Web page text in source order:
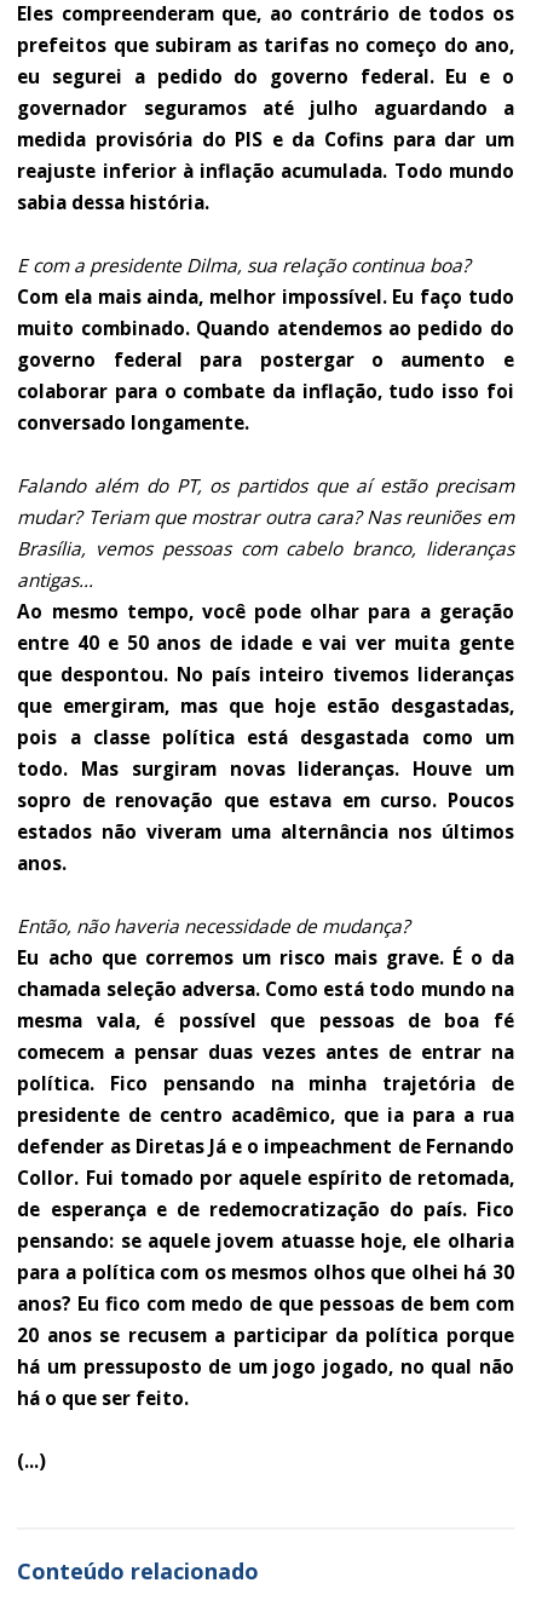
Eles compreenderam que, ao contrário de todos os
prefeitos que subiram as tarifas no começo do ano,
eu segurei a pedido do governo federal. Eu e o
governador seguramos até julho aguardando a
medida provisória do PIS e da Cofins para dar um
reajuste inferior à inflação acumulada. Todo mundo
sabia dessa história.
E com a presidente Dilma, sua relação continua boa?
Com ela mais ainda, melhor impossível. Eu faço tudo
muito combinado. Quando atendemos ao pedido do
governo federal para postergar o aumento e
colaborar para o combate da inflação, tudo isso foi
conversado longamente.
Falando além do PT, os partidos que aí estão precisam
mudar? Teriam que mostrar outra cara? Nas reuniões em
Brasília, vemos pessoas com cabelo branco, lideranças
antigas...
Ao mesmo tempo, você pode olhar para a geração
entre 40 e 50 anos de idade e vai ver muita gente
que despontou. No país inteiro tivemos lideranças
que emergiram, mas que hoje estão desgastadas,
pois a classe política está desgastada como um
todo. Mas surgiram novas lideranças. Houve um
sopro de renovação que estava em curso. Poucos
estados não viveram uma alternância nos últimos
anos.
Então, não haveria necessidade de mudança?
Eu acho que corremos um risco mais grave. É o da
chamada seleção adversa. Como está todo mundo na
mesma vala, é possível que pessoas de boa fé
comecem a pensar duas vezes antes de entrar na
política. Fico pensando na minha trajetória de
presidente de centro acadêmico, que ia para a rua
defender as Diretas Já e o impeachment de Fernando
Collor. Fui tomado por aquele espírito de retomada,
de esperança e de redemocratização do país. Fico
pensando: se aquele jovem atuasse hoje, ele olharia
para a política com os mesmos olhos que olhei há 30
anos? Eu fico com medo de que pessoas de bem com
20 anos se recusem a participar da política porque
há um pressuposto de um jogo jogado, no qual não
há o que ser feito.
(...)
Conteúdo relacionado